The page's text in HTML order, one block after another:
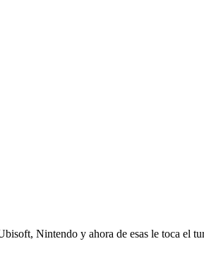
Nintendo y ahora de esas le toca el